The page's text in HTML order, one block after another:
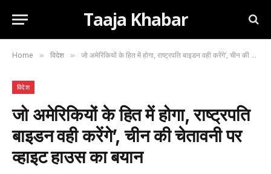
Taaja Khabar
Home » विदेश » जो अमेरिकियों के हित में होगा, राष्ट्रपति बाइडन वही करेंगे’, चीन की चेतावनी पर व्हाइट हाउस का बयान
विदेश
जो अमेरिकियों के हित में होगा, राष्ट्रपति
बाइडन वही करेंगे’, चीन की चेतावनी पर
व्हाइट हाउस का बयान